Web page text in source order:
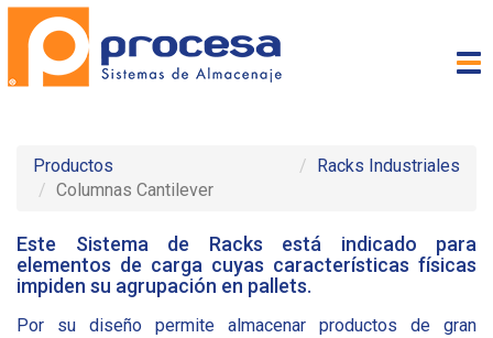
Productos
Racks Industriales
Columnas Cantilever
Este Sistema de Racks está indicado para
elementos de carga cuyas características físicas
impiden su agrupación en pallets.
Por su diseño permite almacenar productos de gran